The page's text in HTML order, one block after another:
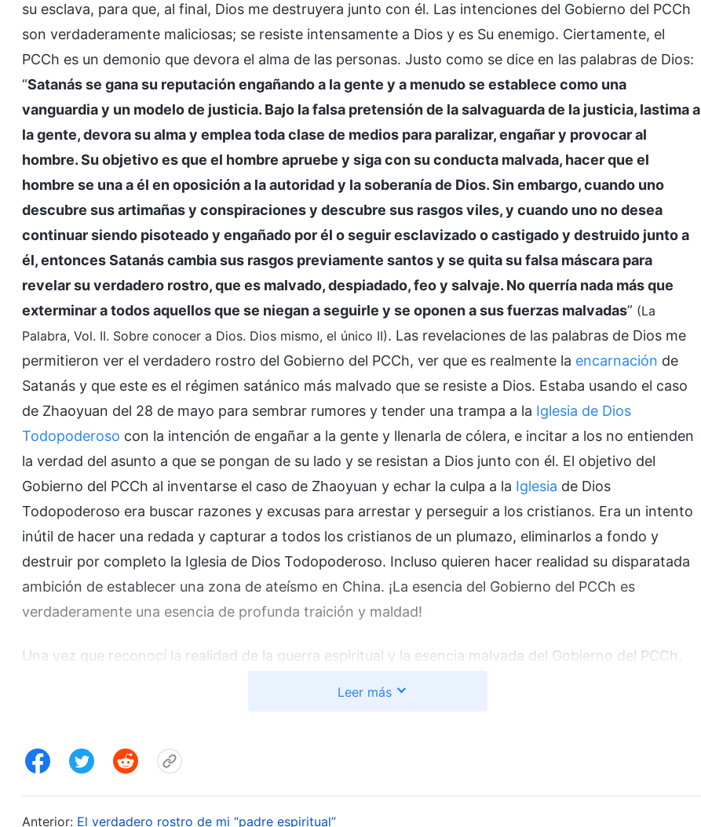
su esclava, para que, al final, Dios me destruyera junto con él. Las intenciones del Gobierno del PCCh
son verdaderamente maliciosas; se resiste intensamente a Dios y es Su enemigo. Ciertamente, el
PCCh es un demonio que devora el alma de las personas. Justo como se dice en las palabras de Dios:
“Satanás se gana su reputación engañando a la gente y a menudo se establece como una
vanguardia y un modelo de justicia. Bajo la falsa pretensión de la salvaguarda de la justicia, lastima a
la gente, devora su alma y emplea toda clase de medios para paralizar, engañar y provocar al
hombre. Su objetivo es que el hombre apruebe y siga con su conducta malvada, hacer que el
hombre se una a él en oposición a la autoridad y la soberanía de Dios. Sin embargo, cuando uno
descubre sus artimañas y conspiraciones y descubre sus rasgos viles, y cuando uno no desea
continuar siendo pisoteado y engañado por él o seguir esclavizado o castigado y destruido junto a
él, entonces Satanás cambia sus rasgos previamente santos y se quita su falsa máscara para
revelar su verdadero rostro, que es malvado, despiadado, feo y salvaje. No querría nada más que
exterminar a todos aquellos que se niegan a seguirle y se oponen a sus fuerzas malvadas” (La
Palabra, Vol. II. Sobre conocer a Dios. Dios mismo, el único II). Las revelaciones de las palabras de Dios me
permitieron ver el verdadero rostro del Gobierno del PCCh, ver que es realmente la encarnación de
Satanás y que este es el régimen satánico más malvado que se resiste a Dios. Estaba usando el caso
de Zhaoyuan del 28 de mayo para sembrar rumores y tender una trampa a la Iglesia de Dios
Todopoderoso con la intención de engañar a la gente y llenarla de cólera, e incitar a los no entienden
la verdad del asunto a que se pongan de su lado y se resistan a Dios junto con él. El objetivo del
Gobierno del PCCh al inventarse el caso de Zhaoyuan y echar la culpa a la Iglesia de Dios
Todopoderoso era buscar razones y excusas para arrestar y perseguir a los cristianos. Era un intento
inútil de hacer una redada y capturar a todos los cristianos de un plumazo, eliminarlos a fondo y
destruir por completo la Iglesia de Dios Todopoderoso. Incluso quieren hacer realidad su disparatada
ambición de establecer una zona de ateísmo en China. ¡La esencia del Gobierno del PCCh es
verdaderamente una esencia de profunda traición y maldad!
Una vez que reconocí la realidad de la guerra espiritual y la esencia malvada del Gobierno del PCCh,
los ardides de Satanás. ¿Por qué dije eso? ¿No es esa la verdad detrás de lo que estoy diciendo y
Leer más
Anterior: El verdadero rostro de mi “padre espiritual”